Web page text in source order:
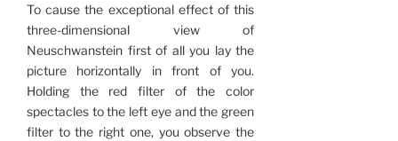
To cause the exceptional effect of this
three-dimensional view of
Neuschwanstein first of all you lay the
picture horizontally in front of you.
Holding the red filter of the color
spectacles to the left eye and the green
filter to the right one, you observe the